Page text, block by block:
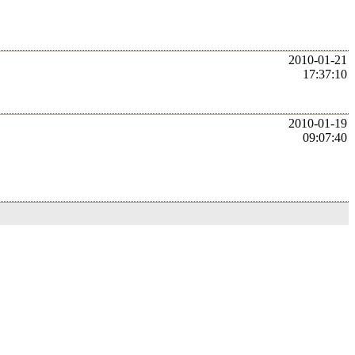
2010-01-21
17:37:10
2010-01-19
09:07:40